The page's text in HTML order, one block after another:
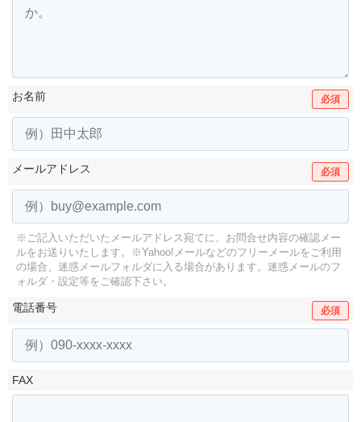
お名前 必須
メールアドレス 必須
※ご記入いただいたメールアドレス宛てに、お問合せ内容の確認メー
ルをお送りいたします。
※Yahoo!メールなどのフリーメールをご利用
の場合、迷惑メールフォルダに入る場合があります。 迷惑メールのフ
ォルダ・設定等をご確認下さい。
電話番号 必須
FAX